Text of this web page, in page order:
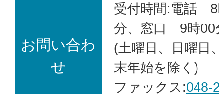
お問い合わ
せ
受付時間:電話 8
分、窓口 9時00
(土曜日、日曜日
末年始を除く)
ファックス:048-